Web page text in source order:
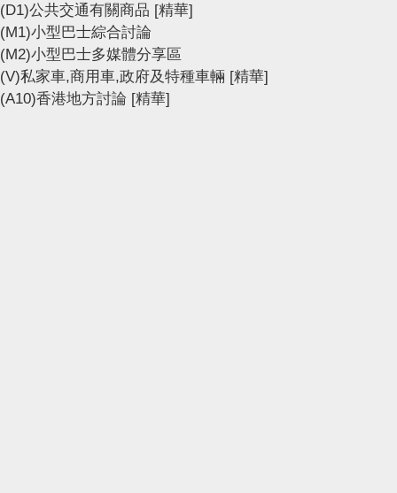
(D1)公共交通有關商品 [精華]
(M1)小型巴士綜合討論
(M2)小型巴士多媒體分享區
(V)私家車,商用車,政府及特種車輛 [精華]
(A10)香港地方討論 [精華]